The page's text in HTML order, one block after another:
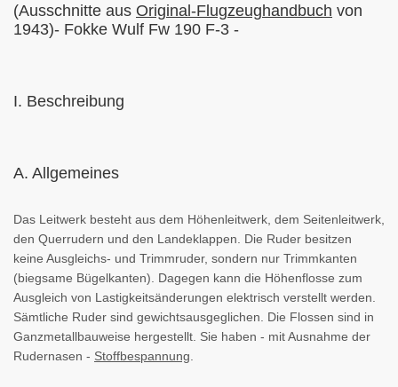
(Ausschnitte aus Original-Flugzeughandbuch von
1943)- Fokke Wulf Fw 190 F-3 -
I. Beschreibung
A. Allgemeines
Das Leitwerk besteht aus dem Höhenleitwerk, dem Seitenleitwerk,
den Querrudern und den Landeklappen. Die Ruder besitzen
keine Ausgleichs- und Trimmruder, sondern nur Trimmkanten
(biegsame Bügelkanten). Dagegen kann die Höhenflosse zum
Ausgleich von Lastigkeitsänderungen elektrisch verstellt werden.
Sämtliche Ruder sind gewichtsausgeglichen. Die Flossen sind in
Ganzmetallbauweise hergestellt. Sie haben - mit Ausnahme der
Rudernasen - Stoffbespannung